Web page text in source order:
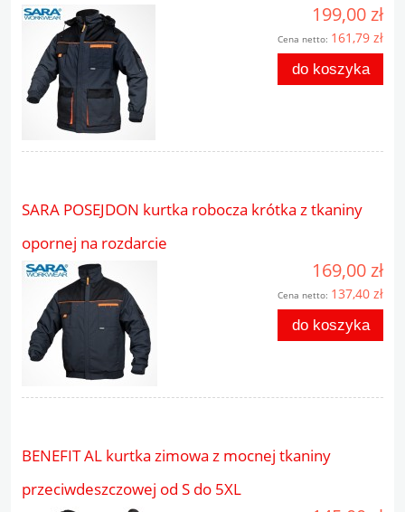
199,00 zł
Cena netto: 161,79 zł
do koszyka
SARA POSEJDON kurtka robocza krótka z tkaniny
opornej na rozdarcie
169,00 zł
Cena netto: 137,40 zł
do koszyka
BENEFIT AL kurtka zimowa z mocnej tkaniny
przeciwdeszczowej od S do 5XL